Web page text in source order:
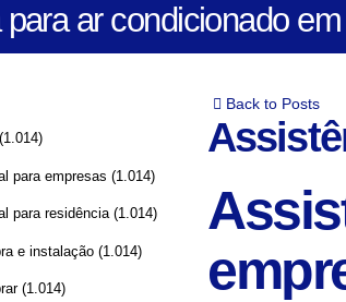
ar condicionado
Back to Posts
(1.014)
para empresas (1.014)
para residência(1.014)
e instalação (1.014)
(1.014)